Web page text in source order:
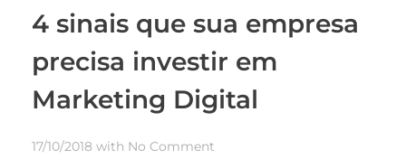
4 sinais que sua empresa
precisa investir em
Marketing Digital
17/10/2018 with No Comment